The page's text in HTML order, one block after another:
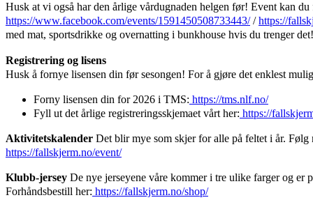
Husk at vi også har den årlige vårdugnaden helgen før! Event kan du
https://www.facebook.com/events/1591450508733443//https://
med mat, sportsdrikke og overnatting i bunkhouse hvis du trenger
Registrering og lisens
Husk å fornye lisensen din før sesongen! For å gjøre det enklest
Forny lisensen din for 2026 i TMS: https://tms.nlf.no/
Fyll ut det årlige registreringsskjemaet vårt her: https://
Aktivitetskalender Det blir mye som skjer for alle på feltet i år. Følg
https://fallskjerm.no/event/
Klubb-jersey De nye jerseyene våre kommer i tre ulike farger og er
Forhåndsbestill her: https://fallskjerm.no/shop/